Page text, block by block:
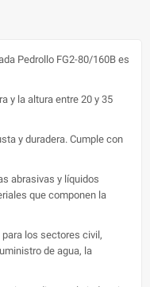
Pedrollo FG2-80/160B es
y la altura entre 20 y 35
y duradera. Cumple con
abrasivas y líquidos
que componen la
los sectores civil,
de agua, la